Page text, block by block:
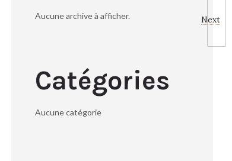
Next
Aucune archive à afficher.
Catégories
Aucune catégorie